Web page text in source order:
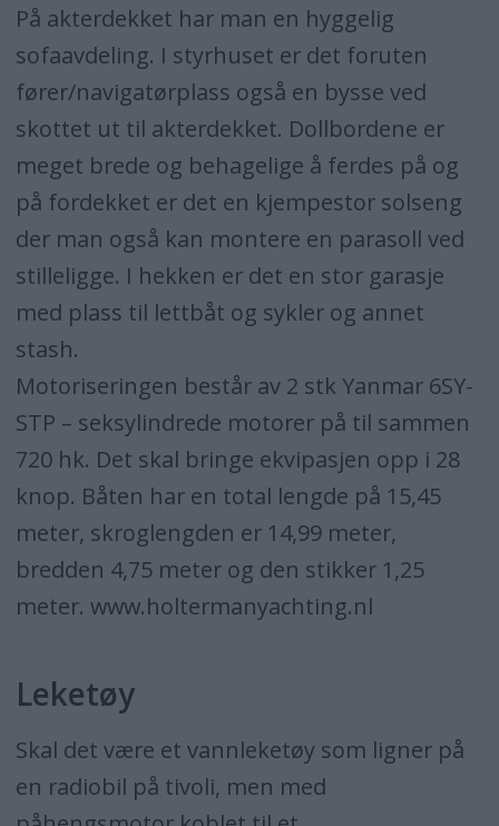
På akterdekket har man en hyggelig
sofaavdeling. I styrhuset er det foruten
fører/navigatørplass også en bysse ved
skottet ut til akterdekket. Dollbordene er
meget brede og behagelige å ferdes på og
på fordekket er det en kjempestor solseng
der man også kan montere en parasoll ved
stilleligge. I hekken er det en stor garasje
med plass til lettbåt og sykler og annet
stash.
Motoriseringen består av 2 stk Yanmar 6SY-
STP – seksylindrede motorer på til sammen
720 hk. Det skal bringe ekvipasjen opp i 28
knop. Båten har en total lengde på 15,45
meter, skroglengden er 14,99 meter,
bredden 4,75 meter og den stikker 1,25
meter. www.holtermanyachting.nl
Leketøy
Skal det være et vannleketøy som ligner på
en radiobil på tivoli, men med